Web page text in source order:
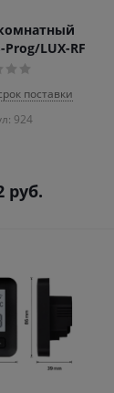
Prog/LUX-RF
поставки
924
руб.